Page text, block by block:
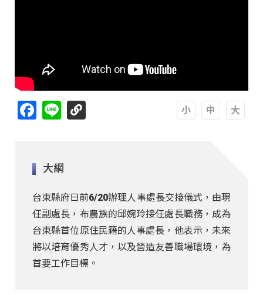
Facebook
Line
大綱
台東縣府日前6/20辦理人事處長交接儀式，由現
任副處長，布農族的邱婉玲接任處長職務，成為
台東縣首位原住民籍的人事處長，他表示，未來
將以培育優秀人才，以及營造友善職場環境，為
首要工作目標。